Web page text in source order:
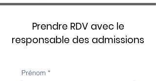
Prendre RDV avec le
responsable des admissions
Prénom *